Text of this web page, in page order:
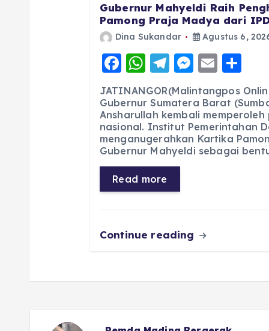
Gubernur Mahyeldi Raih
Pamong Praja Madya dari
Dina Sukandar Agustus 6,
F
a
c
e
b
o
o
k
W
h
a
ts
A
p
p
T
el
e
g
r
a
M
e
ss
e
n
g
E
ai
l
h
a
re
JATINANGOR(Malintangpos
Gubernur Sumatera Barat
Ansharullah kembali
nasional. Institut Pemerintahan
menganugerahkan Kartika
Gubernur Mahyeldi sebagai
Read more
Continue reading